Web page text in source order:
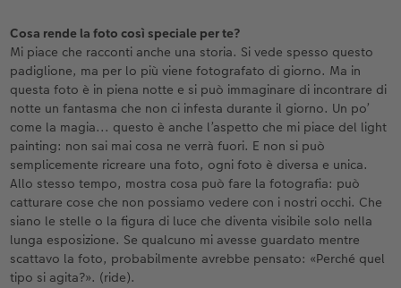
Cosa rende la foto così speciale per te?
Mi piace che racconti anche una storia. Si vede spesso questo
padiglione, ma per lo più viene fotografato di giorno. Ma in
questa foto è in piena notte e si può immaginare di incontrare di
notte un fantasma che non ci infesta durante il giorno. Un po’
come la magia... questo è anche l’aspetto che mi piace del light
painting: non sai mai cosa ne verrà fuori. E non si può
semplicemente ricreare una foto, ogni foto è diversa e unica.
Allo stesso tempo, mostra cosa può fare la fotografia: può
catturare cose che non possiamo vedere con i nostri occhi. Che
siano le stelle o la figura di luce che diventa visibile solo nella
lunga esposizione. Se qualcuno mi avesse guardato mentre
scattavo la foto, probabilmente avrebbe pensato: «Perché quel
tipo si agita?». (ride).